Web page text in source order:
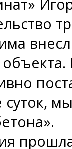
суток,